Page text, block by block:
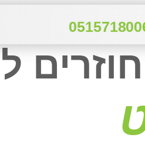
חוזרים